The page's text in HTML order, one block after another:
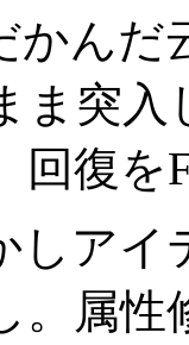
かんだ
ま突入
回復を
しアイ
。属